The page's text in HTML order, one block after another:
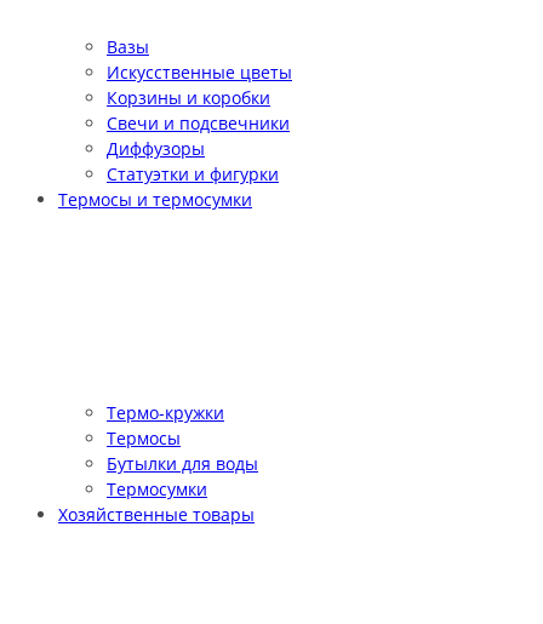
Вазы
Искусственные цветы
Корзины и коробки
Свечи и подсвечники
Диффузоры
Статуэтки и фигурки
Термосы и термосумки
Термо-кружки
Термосы
Бутылки для воды
Термосумки
Хозяйственные товары